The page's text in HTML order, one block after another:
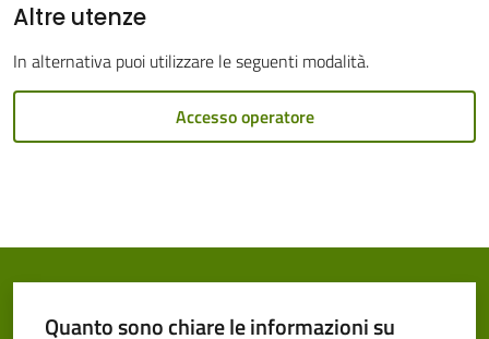
Amministrazione
gli
Altre utenze
In alternativa puoi utilizzare le seguenti modalità.
Accesso operatore
Quanto sono chiare le informazioni su